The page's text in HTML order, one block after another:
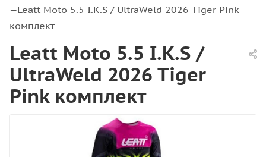
—Leatt Moto 5.5 I.K.S / UltraWeld 2026 Tiger Pink
комплект
Leatt Moto 5.5 I.K.S /
UltraWeld 2026 Tiger
Pink комплект